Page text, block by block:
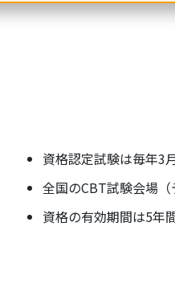
資格認定試験は毎年3
全国のCBT試験会場（
資格の有効期間は5年